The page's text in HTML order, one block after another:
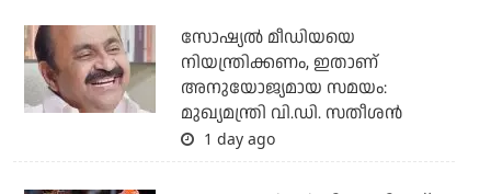
സോഷ്യല്‍ മീഡിയയെ
നിയന്ത്രിക്കണം, ഇതാണ്
അനുയോജ്യമായ സമയം:
മുഖ്യമന്ത്രി വി.ഡി. സതീശന്‍
1 day ago